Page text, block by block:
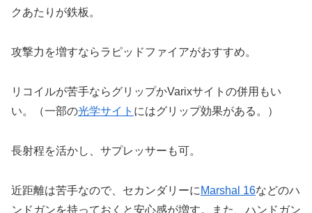
クあたりが鉄板。
攻撃力を増すならラピッドファイアがおすすめ。
リコイルが苦手ならグリップかVarixサイトの併用もい
い。（一部の光学サイト にはグリップ効果がある。）
長射程を活かし、サプレッサーも可。
近距離は苦手なので、セカンダリーに Marshal 16などのハ
ンドガンを持っておくと安心感が増す。また、ハンドガン